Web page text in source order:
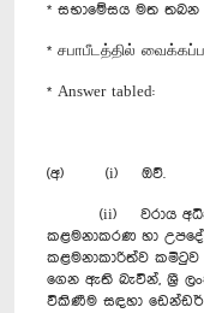
* සභාමේසය මත තබන
* சபாபீடத்தில்
* Answer tabled:
(අ) (i) ඔව්.
(ii) වරාය
කළමනාකරණ හා
කළමනාකාරිත්ව කමිටුව
ගෙන ඇති බැවින්, ශ්‍රී
විකිණීම සඳහා ඩෙන්ඩර්